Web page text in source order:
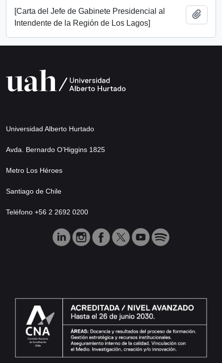
[Carta del Jefe de Gabinete Presidencial al
Intendente de la Región de Los Lagos]
Universidad Alberto Hurtado
Avda. Bernardo O’Higgins 1825
Metro Los Héroes
Santiago de Chile
Teléfono +56 2 2692 0200